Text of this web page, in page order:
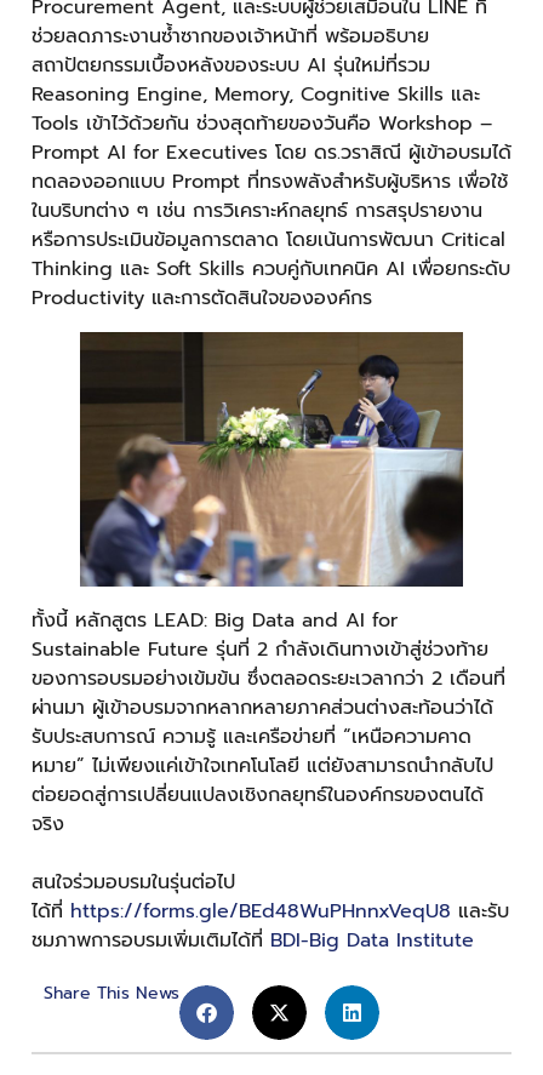
Procurement Agent, และระบบผู้ช่วยเสมือนใน LINE ที่
ช่วยลดภาระงานซ้ำซากของเจ้าหน้าที่ พร้อมอธิบาย
สถาปัตยกรรมเบื้องหลังของระบบ AI รุ่นใหม่ที่รวม
Reasoning Engine, Memory, Cognitive Skills และ
Tools เข้าไว้ด้วยกัน ช่วงสุดท้ายของวันคือ Workshop –
Prompt AI for Executives โดย ดร.วราสิณี ผู้เข้าอบรมได้
ทดลองออกแบบ Prompt ที่ทรงพลังสำหรับผู้บริหาร เพื่อใช้
ในบริบทต่าง ๆ เช่น การวิเคราะห์กลยุทธ์ การสรุปรายงาน
หรือการประเมินข้อมูลการตลาด โดยเน้นการพัฒนา Critical
Thinking และ Soft Skills ควบคู่กับเทคนิค AI เพื่อยกระดับ
Productivity และการตัดสินใจขององค์กร
ทั้งนี้ หลักสูตร LEAD: Big Data and AI for
Sustainable Future รุ่นที่ 2 กำลังเดินทางเข้าสู่ช่วงท้าย
ของการอบรมอย่างเข้มข้น ซึ่งตลอดระยะเวลากว่า 2 เดือนที่
ผ่านมา ผู้เข้าอบรมจากหลากหลายภาคส่วนต่างสะท้อนว่าได้
รับประสบการณ์ ความรู้ และเครือข่ายที่ “เหนือความคาด
หมาย” ไม่เพียงแค่เข้าใจเทคโนโลยี แต่ยังสามารถนำกลับไป
ต่อยอดสู่การเปลี่ยนแปลงเชิงกลยุทธ์ในองค์กรของตนได้
จริง
สนใจร่วมอบรมในรุ่นต่อไป
ได้ที่ https://forms.gle/BEd48WuPHnnxVeqU8 และรับ
ชมภาพการอบรมเพิ่มเติมได้ที่ BDI-Big Data Institute
Share This News